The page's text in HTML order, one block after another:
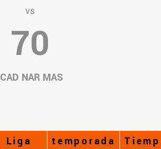
vs
70
CAD NAR MAS
Liga temporada